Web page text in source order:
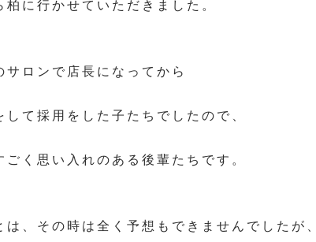
柏に行かせていただきました。
サロンで店長になってから
して採用をした子たちでしたので、
ごく思い入れのある後輩たちです。
、その時は全く予想もできませんでしたが、